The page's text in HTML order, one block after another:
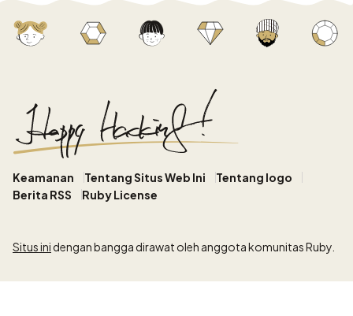
Keamanan Tentang Situs Web Ini
Tentang logo
Berita RSS
Ruby License
Situs inidengan bangga dirawat oleh anggota komunitas Ruby.